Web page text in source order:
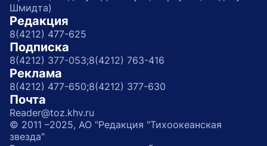
Шмидта)
Редакция
8(4212) 477-625
Подписка
8(4212) 377-053;8(4212) 763-416
Реклама
8(4212) 477-650;8(4212) 377-630
Почта
Reader@toz.khv.ru
© 2011 –2025, АО "Редакция "Тихоокеанская
звезда"